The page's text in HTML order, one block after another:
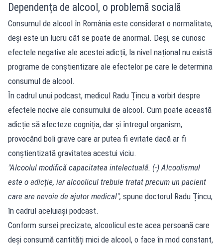
Dependența de alcool, o problemă socială
Consumul de alcool în România este considerat o normalitate,
deși este un lucru cât se poate de anormal. Deși, se cunosc
efectele negative ale acestei adicții, la nivel național nu există
programe de conștientizare ale efectelor pe care le determina
consumul de alcool.
În cadrul unui podcast, medicul Radu Țincu a vorbit despre
efectele nocive ale consumului de alcool. Cum poate această
adicție să afecteze cogniția, dar și întregul organism,
provocând boli grave care ar putea fi evitate dacă ar fi
conștientizată gravitatea acestui viciu.
"Alcoolul modifică capacitatea intelectuală. (-) Alcoolismul
este o adicție, iar alcoolicul trebuie tratat precum un pacient
care are nevoie de ajutor medical", spune doctorul Radu Țincu,
în cadrul aceluiași podcast.
Conform sursei precizate, alcoolicul este acea persoană care
deși consumă cantități mici de alcool, o face în mod constant,